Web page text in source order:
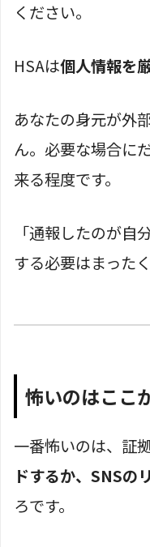
ください。
HSAは個人情報を
あなたの身元が外
ん。必要な場合に
来る程度です。
「通報したのが自
する必要はまった
怖いのはここ
一番怖いのは、証
ドするか、SNSの
ろです。